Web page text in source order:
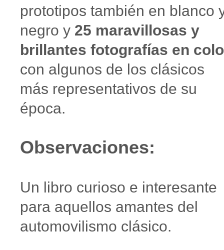
prototipos también en blanco
negro y 25 maravillosas y
brillantes fotografías en
con algunos de los clásicos
más representativos de su
época.
Observaciones:
Un libro curioso e interesante
para aquellos amantes del
automovilismo clásico.